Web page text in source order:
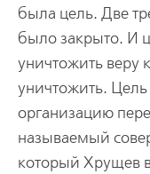
была цель. Две
было закрыто. И
уничтожить веру
уничтожить.
организацию
называемый
который Хрущев